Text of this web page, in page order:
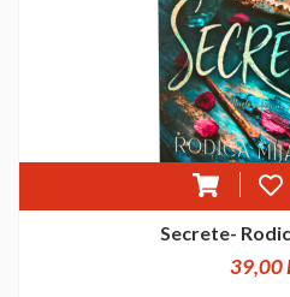
Secrete-
39,00